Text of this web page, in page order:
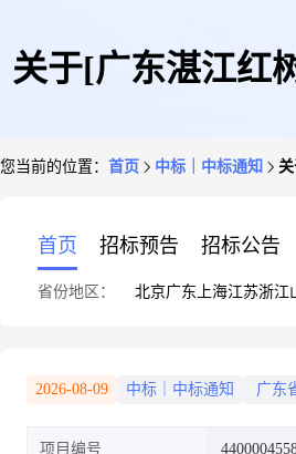
关于[广东湛江红
您当前的位置： 首页 中标｜中标通知
首页 招标预告 招标公告
省份地区： 北京广东 上海江苏浙江
2026-08-09 中标｜中标通知 广东
项目编号